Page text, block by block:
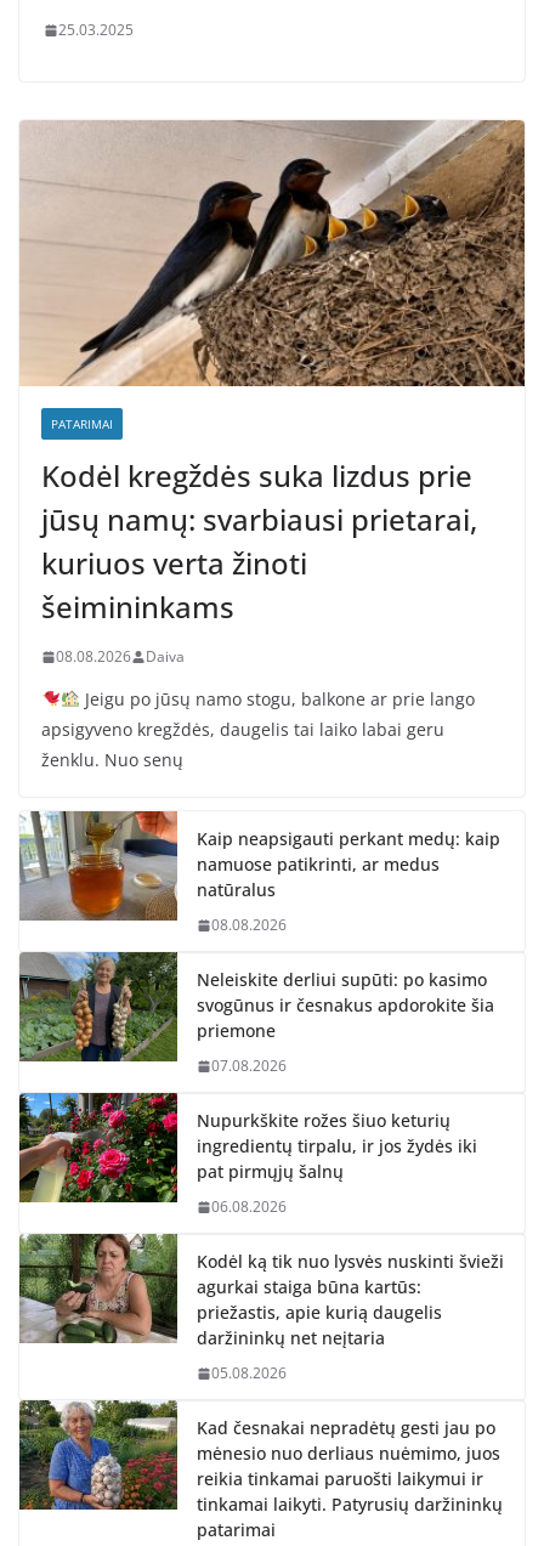
25.03.2025
PATARIMAI
Kodėl kregždės suka lizdus prie
jūsų namų: svarbiausi prietarai,
kuriuos verta žinoti
šeimininkams
08.08.2026 Daiva
Jeigu po jūsų namo stogu, balkone ar prie lango
apsigyveno kregždės, daugelis tai laiko labai geru
ženklu. Nuo senų
Kaip neapsigauti perkant medų: kaip
namuose patikrinti, ar medus
natūralus
08.08.2026
Neleiskite derliui supūti: po kasimo
svogūnus ir česnakus apdorokite šia
priemone
07.08.2026
Nupurkškite rožes šiuo keturių
ingredientų tirpalu, ir jos žydės iki
pat pirmųjų šalnų
06.08.2026
Kodėl ką tik nuo lysvės nuskinti švieži
agurkai staiga būna kartūs:
priežastis, apie kurią daugelis
daržininkų net neįtaria
05.08.2026
Kad česnakai nepradėtų gesti jau po
mėnesio nuo derliaus nuėmimo, juos
reikia tinkamai paruošti laikymui ir
tinkamai laikyti. Patyrusių daržininkų
patarimai